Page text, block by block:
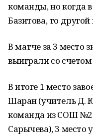
команды, но когда
Базитова, то
В матче за 3 место
выиграли со счетом
В итоге 1 место
Шаран (учитель Д.
команда из СОШ №2
Сарычева), 3